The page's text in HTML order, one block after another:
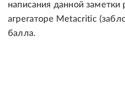
написания данной заметки
агрегаторе Metacritic
балла.